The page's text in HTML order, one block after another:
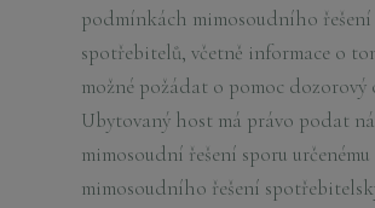
podmínkách mimosoudního
spotřebitelů, včetně informace o
možné požádat o pomoc dozorový
Ubytovaný host má právo podat
mimosoudní řešení sporu
mimosoudního řešení